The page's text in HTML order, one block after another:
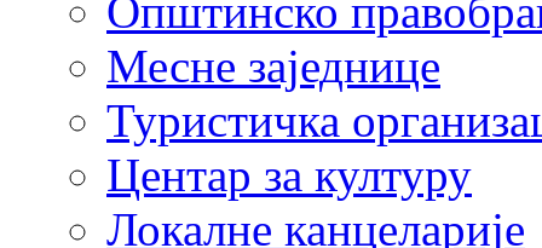
Општинско
Месне заједнице
Туристичка
Центaр за културу
Локалне канцеларије